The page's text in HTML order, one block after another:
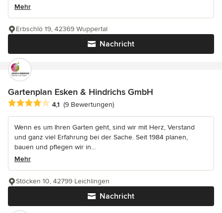
Mehr
Nachricht
Erbschlö 19, 42369 Wuppertal
Gartenplan Esken & Hindrichs GmbH
Durchschnittliche Bewertung: 4.1 von 5 Sternen
4,1 (9 Bewertungen)
Wenn es um Ihren Garten geht, sind wir mit Herz, Verstand
und ganz viel Erfahrung bei der Sache. Seit 1984 planen,
bauen und pflegen wir in...
Mehr
Nachricht
Stöcken 10, 42799 Leichlingen